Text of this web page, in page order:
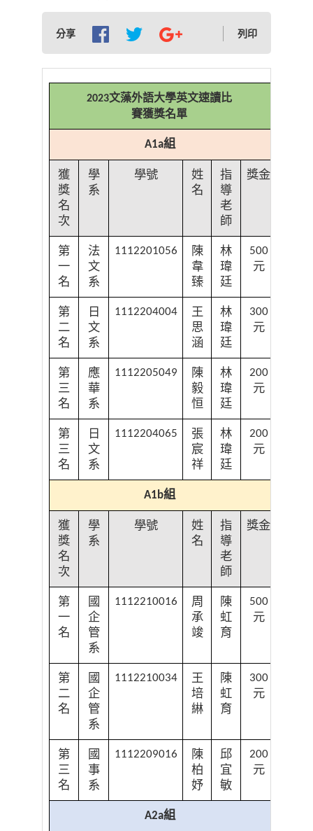
分享 列印
2023文藻外語大學英文速讀比
賽獲獎名單
A1a組
獲
獎
名
次
學
系
學號
姓
名
指
導
老
師
獎金
第
一
名
法
文
系
1112201056
陳
韋
臻
林
瑋
廷
500
元
第
二
名
日
文
系
1112204004
王
思
涵
林
瑋
廷
300
元
第
三
名
應
華
系
1112205049
陳
毅
恒
林
瑋
廷
200
元
第
三
名
日
文
系
1112204065
張
宸
祥
林
瑋
廷
200
元
A1b組
獲
獎
名
次
學
系
學號
姓
名
指
導
老
師
獎金
第
一
名
國
企
管
系
1112210016
周
承
竣
陳
虹
育
500
元
第
二
名
國
企
管
系
1112210034
王
培
綝
陳
虹
育
300
元
第
三
名
國
事
系
1112209016
陳
柏
妤
邱
宜
敏
200
元
A2a組